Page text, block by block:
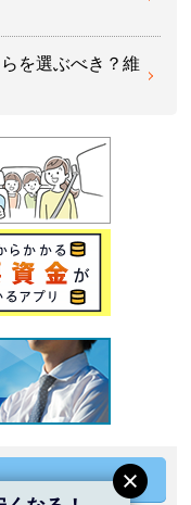
を選ぶべき？維